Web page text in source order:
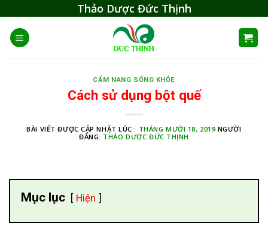
content
Thảo Dược Đức Thịnh
CẨM NANG SỐNG KHỎE
Cách sử dụng bột quế
BÀI VIẾT ĐƯỢC CẬP NHẬT LÚC : THÁNG MƯỜI 18, 2019 NGƯỜI
ĐĂNG: THẢO DƯỢC ĐỨC THỊNH
Mục lục Hiện